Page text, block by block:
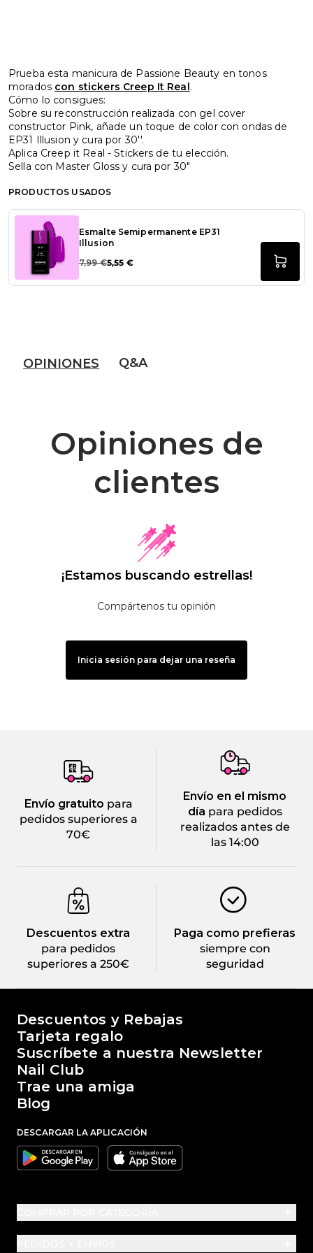
Prueba esta manicura de Passione Beauty en tonos
morados con stickers Creep It Real.
Cómo lo consigues:
Sobre su reconstrucción realizada con gel cover
constructor Pink, añade un toque de color con ondas de
EP31 Illusion y cura por 30''.
Aplica Creep it Real - Stickers de tu elección.
Sella con Master Gloss y cura por 30"
PRODUCTOS USADOS
Esmalte Semipermanente EP31
Illusion
7,99 €5,55 €
OPINIONES Q&A
Opiniones de
clientes
¡Estamos buscando estrellas!
Compártenos tu opinión
Inicia sesión para dejar una reseña
Envío gratuito para
pedidos superiores a
70€
Envío en el mismo
día para pedidos
realizados antes de
las 14:00
Descuentos extra
para pedidos
superiores a 250€
Paga como prefieras
siempre con
seguridad
El mundo de Passione Beauty
Descuentos y Rebajas
Tarjeta regalo
Suscríbete a nuestra Newsletter
Nail Club
Trae una amiga
Blog
DESCARGAR LA APLICACIÓN
Google Apple